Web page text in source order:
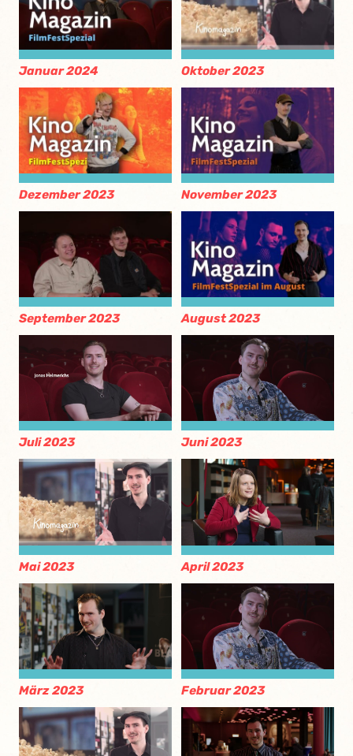
Januar 2024 Oktober 2023
Dezember 2023 November 2023
September 2023 August 2023
Juli 2023 Juni 2023
Mai 2023 April 2023
März 2023 Februar 2023